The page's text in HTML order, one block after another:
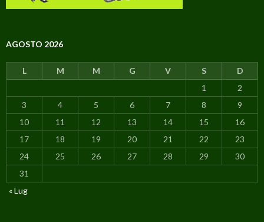
AGOSTO 2026
L M M G V S
D
1
2
3
4 5 6 7 8
9
10
11 12 13 14 15
16
17
18 19 20 21 22
23
24
25 26 27 28 29
30
31
« Lug